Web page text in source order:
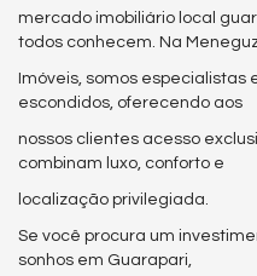
mercado imobiliário local
todos conhecem. Na
Imóveis, somos
escondidos, oferecendo aos
nossos clientes acesso
combinam luxo, conforto e
localização privilegiada.
Se você procura um
sonhos em Guarapari,